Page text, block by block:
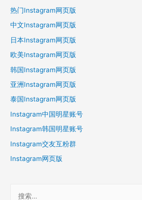
热门Instagram网页版
中文Instagram网页版
日本Instagram网页版
欧美Instagram网页版
韩国Instagram网页版
亚洲Instagram网页版
泰国Instagram网页版
Instagram中国明星账号
Instagram韩国明星账号
Instagram交友互粉群
Instagram网页版